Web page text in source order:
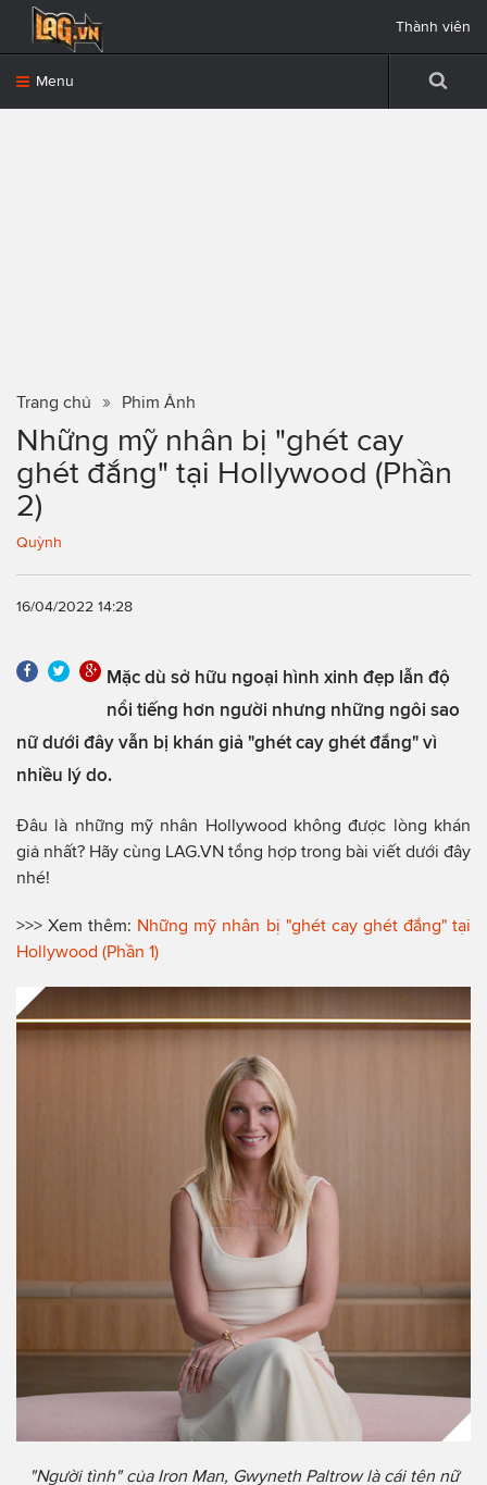
Menu
Thành viên
Trang chủ Phim Ảnh
Những mỹ nhân bị "ghét cay
ghét đắng" tại Hollywood (Phần
2)
Quỳnh
16/04/2022 14:28
Mặc dù sở hữu ngoại hình xinh đẹp lẫn độ
nổi tiếng hơn người nhưng những ngôi sao
nữ dưới đây vẫn bị khán giả "ghét cay ghét đắng" vì
nhiều lý do.
Đâu là những mỹ nhân Hollywood không được lòng khán
giả nhất? Hãy cùng LAG.VN tổng hợp trong bài viết dưới đây
nhé!
>>> Xem thêm: Những mỹ nhân bị "ghét cay ghét đắng" tại
Hollywood (Phần 1)
"Người tình" của Iron Man, Gwyneth Paltrow là cái tên nữ